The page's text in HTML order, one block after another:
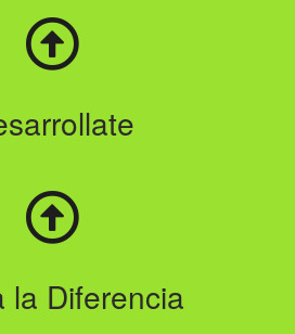
la Diferencia